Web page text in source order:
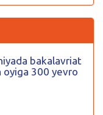
bakalavriat
oyiga 300 yevro